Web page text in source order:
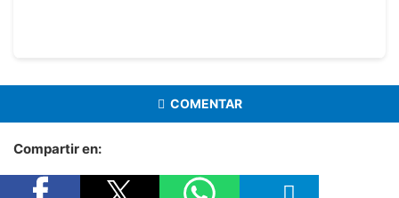
COMENTAR
Compartir en: